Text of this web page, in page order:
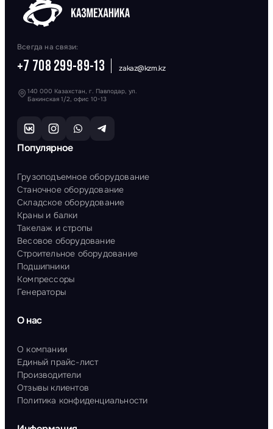
Всегда на связи:
+7 708 299-89-13 zakaz@kzm.kz
140 000 Казахстан, г. Павлодар, ул.
Бакинская 1/2, офис 10-13
Популярное
Грузоподъемное оборудование
Станочное оборудование
Складское оборудование
Краны и балки
Такелаж и стропы
Весовое оборудование
Строительное оборудование
Подшипники
Компрессоры
Генераторы
О нас
О компании
Единый прайс-лист
Производители
Отзывы клиентов
Политика конфиденциальности